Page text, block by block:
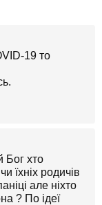
19 то
Бог хто
їхніх родичів
але ніхто
? По ідеї